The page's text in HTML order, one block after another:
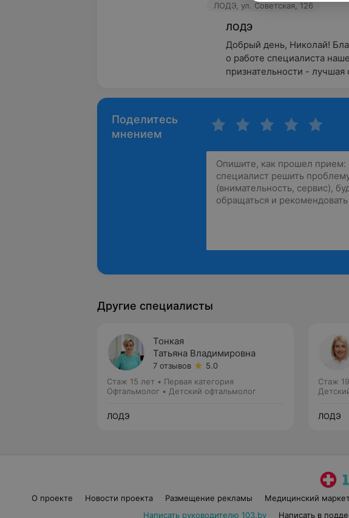
ЛОДЭ, ул. Советская, 126
ЛОДЭ
Добрый день, Николай!
о работе специалиста
признательности - лучшая
Поделитесь
мнением
Другие специалисты
Тонкая
Татьяна Владимировна
7 отзывов
5.0
Стаж 15 лет • Первая категория
Офтальмолог • Детский офтальмолог
ЛОДЭ
Стаж
ЛОДЭ
О проекте Новости проекта Размещение рекламы Медицинский
Написать руководителю 103.by
Написать в